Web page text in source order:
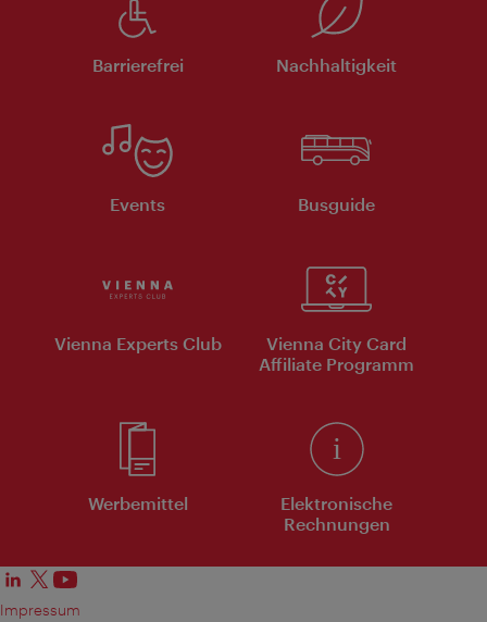
Barrierefrei Nachhaltigkeit
Events Busguide
Vienna Experts Club
Vienna City Card
Affiliate Programm
Werbemittel
Elektronische
Rechnungen
Impressum